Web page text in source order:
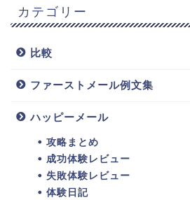
カテゴリー
比較
ファーストメール例文集
ハッピーメール
攻略まとめ
成功体験レビュー
失敗体験レビュー
体験日記